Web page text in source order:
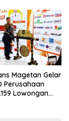
Magetan Gelar
Perusahaan
Lowongan